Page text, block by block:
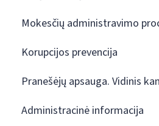
Mokesčių administravimo
Korupcijos prevencija
Pranešėjų apsauga. Vidinis
Administracinė informacija